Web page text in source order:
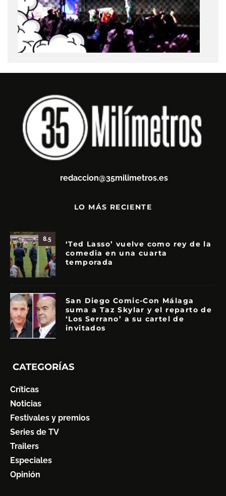
redaccion@35milimetros.es
LO MÁS RECIENTE
8.5
‘Ted Lasso’ vuelve como rey de la
comedia en una cuarta
temporada
San Diego Comic-Con Málaga
suma a Taz Skylar y el reparto de
‘Los Serrano’ a su cartel de
invitados
CATEGORÍAS
Críticas
Noticias
Festivales y premios
Series de TV
Trailers
Especiales
Opinión